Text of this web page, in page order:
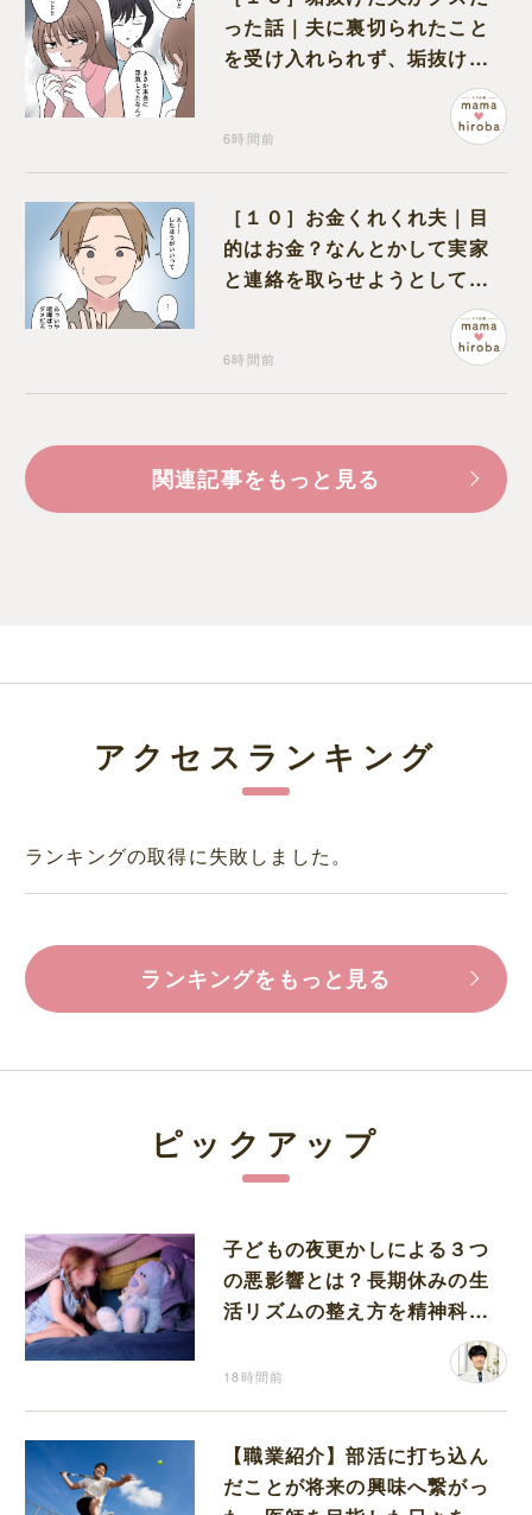
った話｜夫に裏切られたこと
を受け入れられず、垢抜けた
ことが関係しているのかと嘆
6時間前
［１０］お金くれくれ夫｜目
的はお金？なんとかして実家
と連絡を取らせようとしてく
6時間前
関連記事をもっと見る
アクセスランキング
ランキングの取得に失敗しました。
ランキングをもっと見る
ピックアップ
子どもの夜更かしによる３つ
の悪影響とは？長期休みの生
活リズムの整え方を精神科医
18時間前
【職業紹介】部活に打ち込ん
だことが将来の興味へ繋がっ